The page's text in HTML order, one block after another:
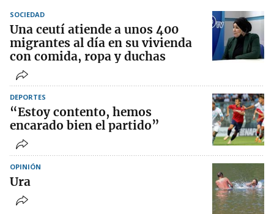
SOCIEDAD
Una ceutí atiende a unos 400
migrantes al día en su vivienda
con comida, ropa y duchas
DEPORTES
“Estoy contento, hemos
encarado bien el partido”
OPINIÓN
Ura